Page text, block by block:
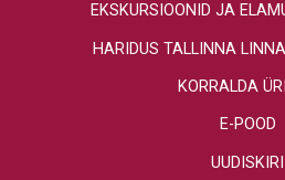
EKSKURSIOONID JA
HARIDUS TALLINNA
KORRALDA
E-POOD
UUDISKIRI